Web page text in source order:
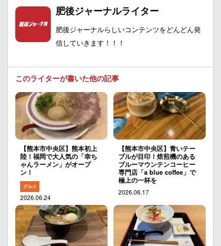
肥後ジャーナルライター
肥後ジャーナルらしいコンテンツをどんどん発
信していきます！！！
このライターが書いた他の記事
【熊本市中央区】熊本初上
陸！福岡で大人気の「幸ち
ゃんラーメン」がオープ
ン！
グルメ
2026.06.24
【熊本市中央区】青いテー
ブルが目印！焙煎機のある
ブルーマウンテンコーヒー
専門店「a blue coffee」で
極上の一杯を
2026.06.17